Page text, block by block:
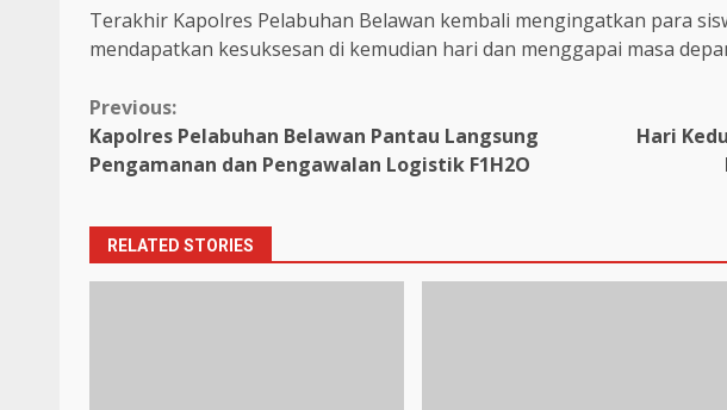
Terakhir Kapolres Pelabuhan Belawan kembali mengingatkan para
mendapatkan kesuksesan di kemudian hari dan menggapai masa
Continue
Reading
Previous:
Kapolres Pelabuhan Belawan Pantau Langsung
Pengamanan dan Pengawalan Logistik F1H2O
Hari
RELATED STORIES